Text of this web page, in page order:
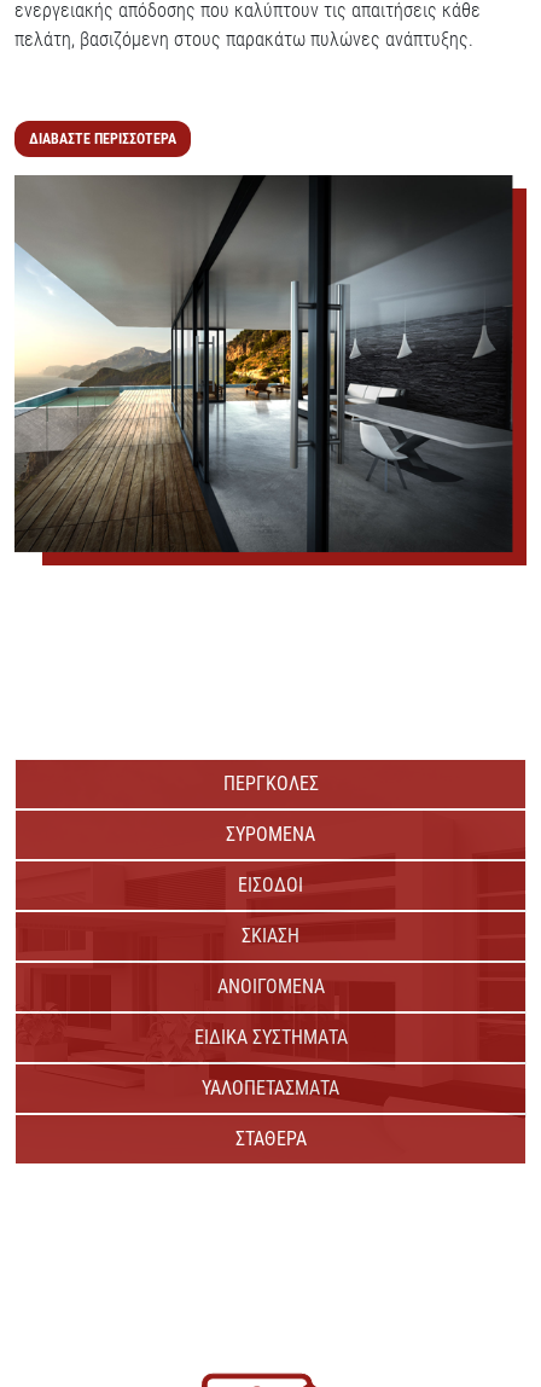
ενεργειακής απόδοσης που καλύπτουν τις απαιτήσεις κάθε
πελάτη, βασιζόμενη στους παρακάτω πυλώνες ανάπτυξης.
ΔΙΑΒΑΣΤΕ ΠΕΡΙΣΣΟΤΕΡΑ
ΠΕΡΓΚΟΛΕΣ
ΣΥΡΟΜΕΝΑ
ΕΙΣΟΔΟΙ
ΣΚΙΑΣΗ
ΑΝΟΙΓΟΜΕΝΑ
ΕΙΔΙΚΑ ΣΥΣΤΗΜΑΤΑ
ΥΑΛΟΠΕΤΑΣΜΑΤΑ
ΣΤΑΘΕΡΑ